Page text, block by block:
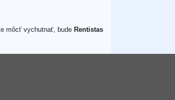
môcť vychutnať, bude Rentistas